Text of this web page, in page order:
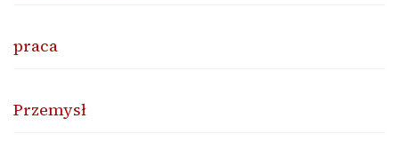
praca
Przemysł